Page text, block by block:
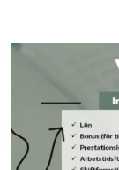
Bli medlem
Logga in på